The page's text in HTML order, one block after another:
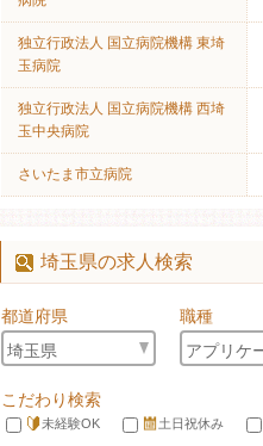
独立行政法人 国立病院機構 東埼
玉病院
独立行政法人 国立病院機構 西埼
玉中央病院
さいたま市立病院
埼玉県の求人検索
都道府県 職種
こだわり検索
未経験OK 土日祝休み